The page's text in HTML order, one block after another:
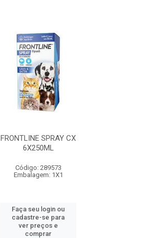
FRONTLINE SPRAY CX
6X250ML
Código: 289573
Embalagem: 1X1
Faça seu login ou
cadastre-se para
ver preços e
comprar